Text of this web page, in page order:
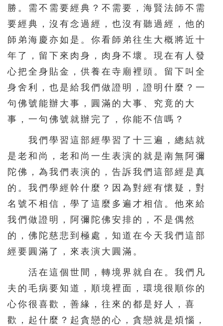
勝。需不需要經典？不需要，海賢法師不需
要經典，沒有念過經，也沒有聽過經，他的
師弟海慶亦如是。你看師弟往生大概將近十
年了，留下來肉身，肉身不壞。現在有人發
心把全身貼金，供養在寺廟裡頭。留下叫全
身舍利，也是給我們做證明，證明什麼？一
句佛號能辦大事，圓滿的大事、究竟的大
事，一句佛號就辦完了，你能不信嗎？
我們學習這部經學習了十三遍，總結就
是老和尚，老和尚一生表演的就是南無阿彌
陀佛，為我們表演的，告訴我們這部經是真
的。我們學經幹什麼？因為對經有懷疑，對
名號不相信，學了這麼多遍才相信。他來給
我們做證明，阿彌陀佛安排的，不是偶然
的，佛陀慈悲到極處，知道在今天我們這部
經要圓滿了，來表演大圓滿。
活在這個世間，轉境界就自在。我們凡
夫的毛病要知道，順境裡面，環境很順你的
心你很喜歡，善緣，往來的都是好人，喜
歡，起什麼？起貪戀的心，貪戀就是煩惱，